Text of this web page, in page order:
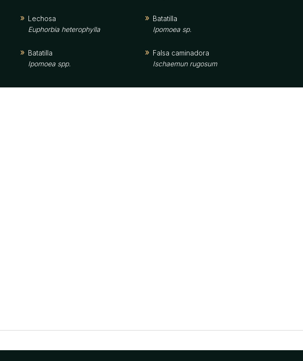
Lechosa
Euphorbia heterophylla
Batatilla
Ipomoea sp.
Batatilla
Ipomoea spp.
Falsa caminadora
Ischaemun rugosum
Clavito
Dormidera